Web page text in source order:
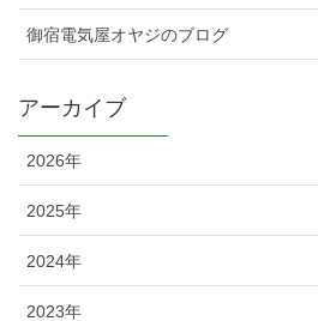
御宿電気屋オヤジのブログ
アーカイブ
2026年
2025年
2024年
2023年